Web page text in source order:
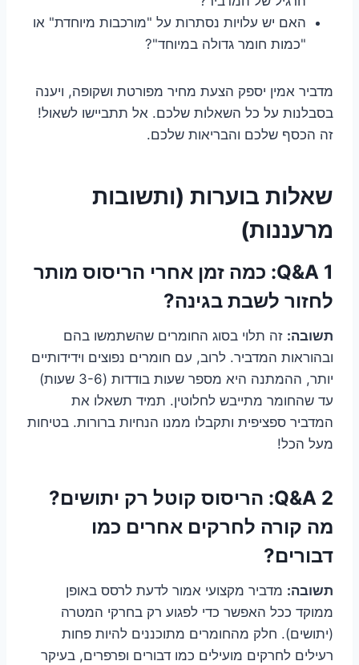
האם יש עלויות נסתרות על "מורכבות מיוחדת" או
"כמות חומר גדולה במיוחד"?
מדביר אמין יספק הצעת מחיר מפורטת ושקופה, ויענה
בסבלנות על כל השאלות שלכם. אל תתביישו לשאול!
זה הכסף שלכם והבריאות שלכם.
שאלות בוערות (ותשובות
מרעננות)
Q&A 1: כמה זמן אחרי הריסוס מותר
לחזור לשבת בגינה?
תשובה: זה תלוי בסוג החומרים שהשתמשו בהם
ובהוראות המדביר. לרוב, עם חומרים נפוצים וידידותיים
יותר, ההמתנה היא מספר שעות בודדות (3-6 שעות)
עד שהחומר מתייבש לחלוטין. תמיד תשאלו את
המדביר ספציפית ותקבלו ממנו הנחיות ברורות. בטיחות
מעל הכל!
Q&A 2: הריסוס קוטל רק יתושים?
מה קורה לחרקים אחרים כמו
דבורים?
תשובה: מדביר מקצועי אמור לדעת לרסס באופן
ממוקד ככל האפשר כדי לפגוע רק בחרקי המטרה
(יתושים). חלק מהחומרים מתוכננים להיות פחות
רעילים לחרקים מועילים כמו דבורים ופרפרים, בעיקר